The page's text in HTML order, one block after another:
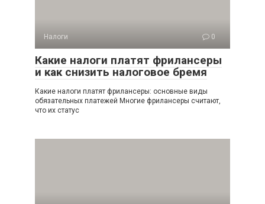
Налоги 0
Какие налоги платят фрилансеры
и как снизить налоговое бремя
Какие налоги платят фрилансеры: основные виды
обязательных платежей Многие фрилансеры считают,
что их статус